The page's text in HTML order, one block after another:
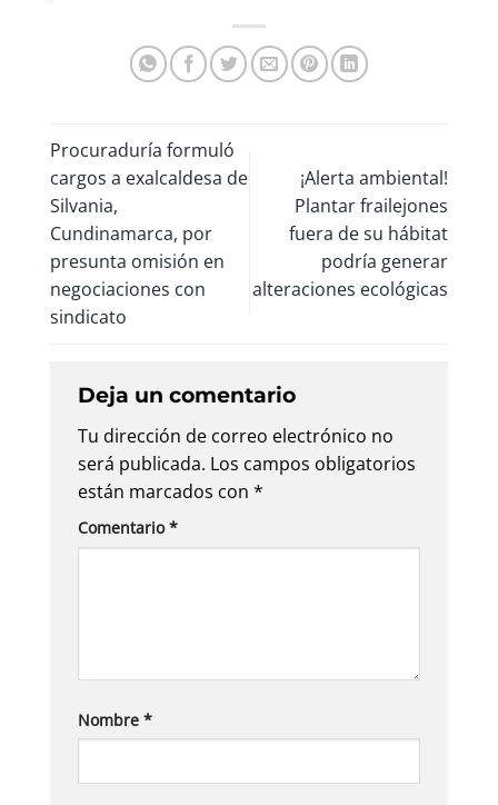
Procuraduría formuló
cargos a exalcaldesa de
Silvania,
Cundinamarca, por
presunta omisión en
negociaciones con
sindicato
¡Alerta ambiental!
Plantar frailejones
fuera de su hábitat
podría generar
alteraciones ecológicas
Deja un comentario
Tu dirección de correo electrónico no
será publicada. Los campos obligatorios
están marcados con *
Comentario*
Nombre *